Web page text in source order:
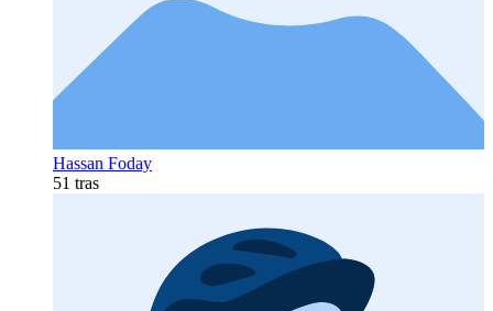
Hassan Foday
51 tras